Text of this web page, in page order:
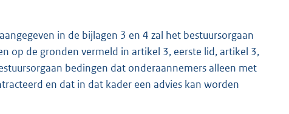
in de bijlagen 3 en 4 zal het bestuursorgaan
op de gronden vermeld in artikel 3, eerste lid, artikel 3,
bedingen dat onderaannemers alleen met
en dat in dat kader een advies kan worden